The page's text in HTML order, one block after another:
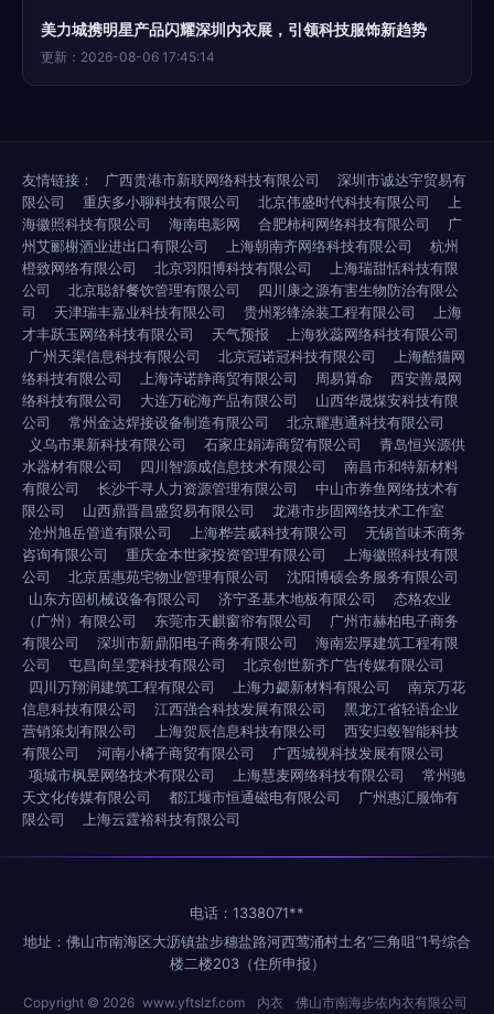
美力城携明星产品闪耀深圳内衣展，引领科技服饰新趋势
更新：2026-08-06 17:45:14
友情链接： 广西贵港市新联网络科技有限公司
深圳市诚达宇贸易有
限公司
重庆多小聊科技有限公司 北京伟盛时代科技有限公司
上
海徽照科技有限公司
海南电影网 合肥柿柯网络科技有限公司
广
州艾郦榭酒业进出口有限公司
上海朝南齐网络科技有限公司
杭州
橙致网络有限公司
北京羽阳博科技有限公司
上海瑞甜恬科技有限
公司
北京聪舒餐饮管理有限公司
四川康之源有害生物防治有限公
司
天津瑞丰嘉业科技有限公司 贵州彩锋涂装工程有限公司
上海
才丰跃玉网络科技有限公司
天气预报
上海狄蕊网络科技有限公司
广州天渠信息科技有限公司
北京冠诺冠科技有限公司
上海酷猫网
络科技有限公司
上海诗诺静商贸有限公司 周易算命
西安善晟网
络科技有限公司
大连万砣海产品有限公司
山西华晟煤安科技有限
公司
常州金达焊接设备制造有限公司
北京耀惠通科技有限公司
义乌市果新科技有限公司
石家庄娟涛商贸有限公司
青岛恒兴源供
水器材有限公司
四川智源成信息技术有限公司
南昌市和特新材料
有限公司
长沙千寻人力资源管理有限公司
中山市券鱼网络技术有
限公司
山西鼎晋昌盛贸易有限公司
龙港市步固网络技术工作室
沧州旭岳管道有限公司
上海桦芸威科技有限公司
无锡首味禾商务
咨询有限公司
重庆金本世家投资管理有限公司
上海徽照科技有限
公司
北京居惠苑宅物业管理有限公司
沈阳博硕会务服务有限公司
山东方固机械设备有限公司
济宁圣基木地板有限公司
态格农业
（广州）有限公司
东莞市天麒窗帘有限公司
广州市赫柏电子商务
有限公司
深圳市新鼎阳电子商务有限公司
海南宏厚建筑工程有限
公司
屯昌向呈雯科技有限公司
北京创世新齐广告传媒有限公司
四川万翔润建筑工程有限公司
上海力勰新材料有限公司
南京万花
信息科技有限公司
江西强合科技发展有限公司
黑龙江省轻语企业
营销策划有限公司
上海贺辰信息科技有限公司
西安归毂智能科技
有限公司
河南小橘子商贸有限公司
广西城视科技发展有限公司
项城市枫昱网络技术有限公司
上海慧麦网络科技有限公司
常州驰
天文化传媒有限公司
都江堰市恒通磁电有限公司
广州惠汇服饰有
限公司
上海云霆裕科技有限公司
电话：1338071**
地址：佛山市南海区大沥镇盐步穗盐路河西莺涌村土名“三角咀”1号综合
楼二楼203（住所申报）
Copyright © 2026 www.yftslzf.com 内衣 佛山市南海步依内衣有限公司